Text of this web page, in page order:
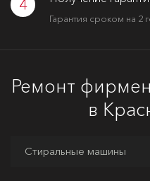
4
Гарантия сроком на 2
Ремонт
в
Стиральные машины